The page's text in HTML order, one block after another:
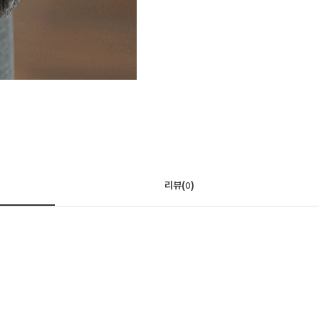
리뷰(0)